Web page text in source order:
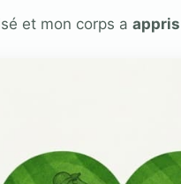
et mon corps a